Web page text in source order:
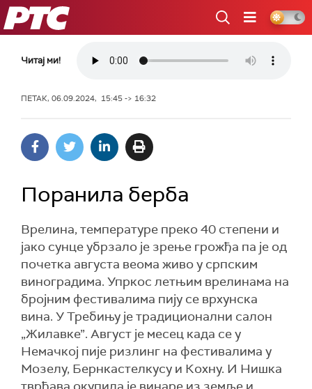
РТС
Читај ми!
ПЕТАК, 06.09.2024, 15:45 -> 16:32
Поранила берба
Врелина, температуре преко 40 степени и
јако сунце убрзало је зрење грожђа па је од
почетка августа веома живо у српским
виноградима. Упркос летњим врелинама на
бројним фестивалима пију се врхунска
вина. У Требињу је традиционални салон
„Жилавке”. Август је месец када се у
Немачкој пије ризлинг на фестивалима у
Мозелу, Бернкастелкусу и Кохну. И Нишка